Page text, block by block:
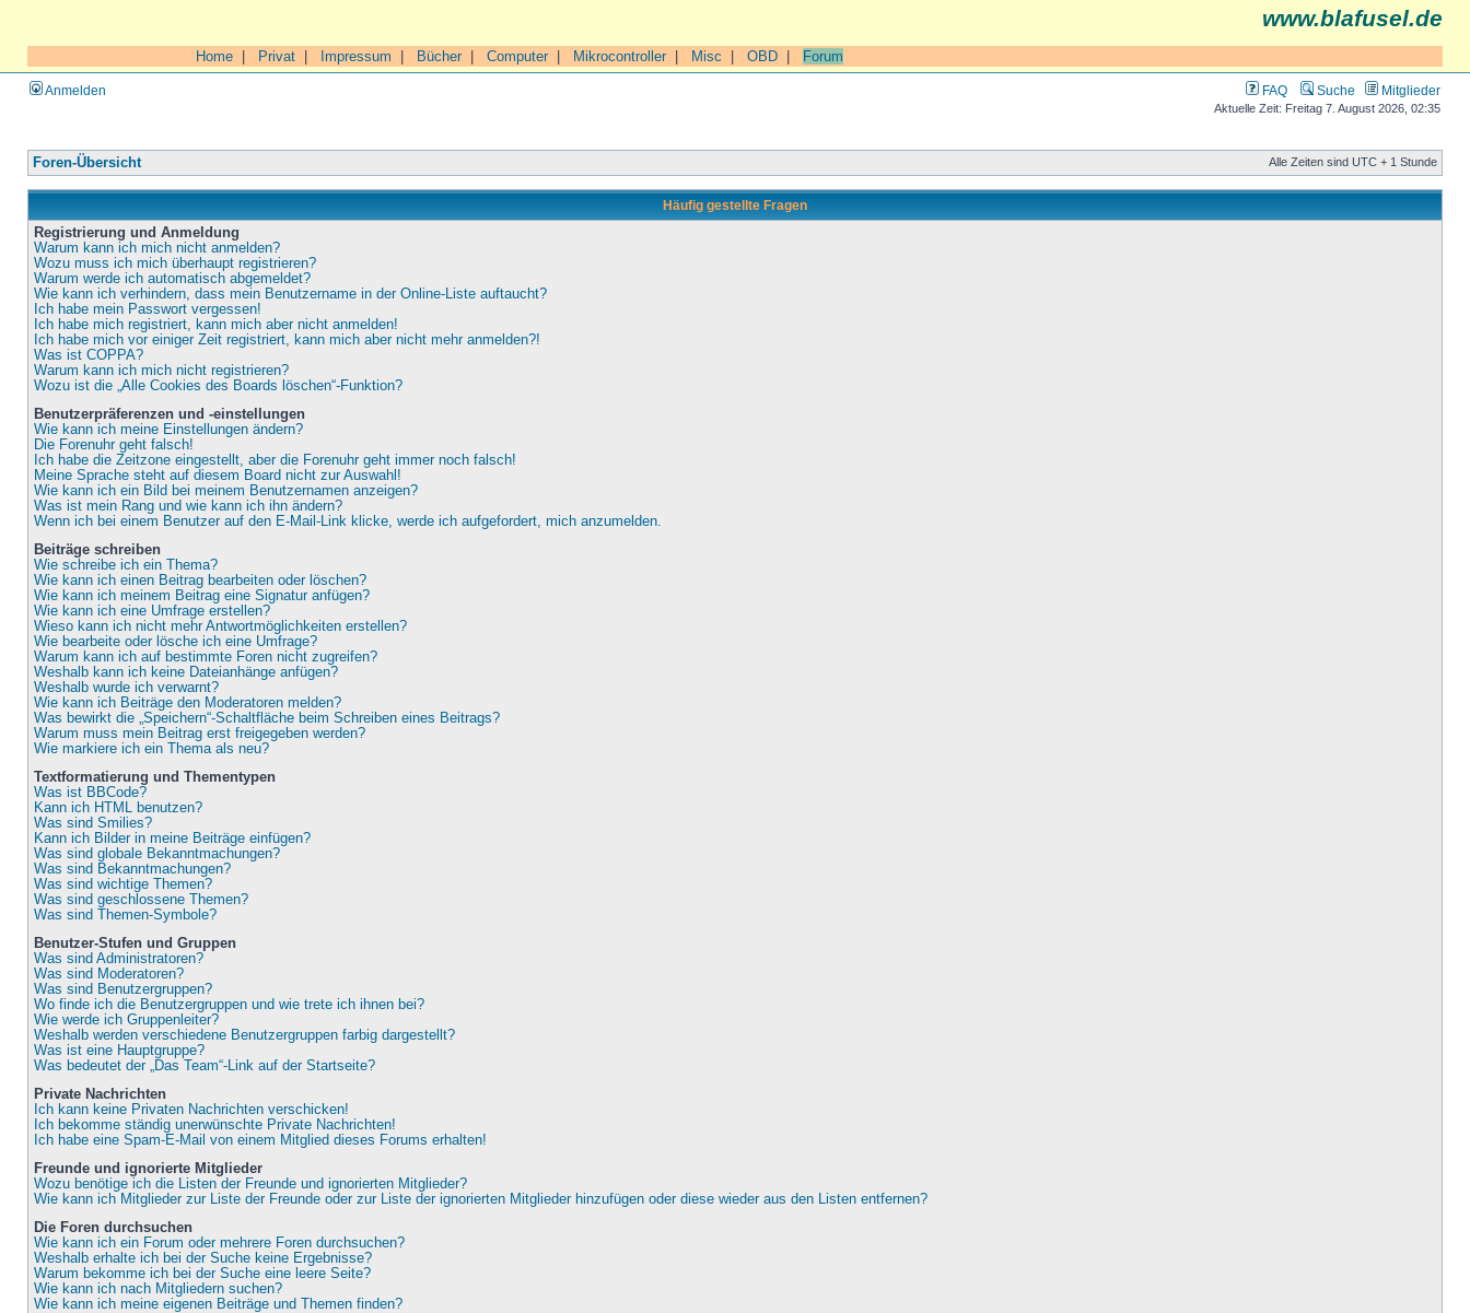
www.blafusel.de
Home Privat Impressum Bücher| Computer| Mikrocontroller| Misc OBD Forum
Anmelden FAQ Suche Mitglieder
Aktuelle Zeit: Freitag 7. August 2026, 02:35
Foren-Übersicht Alle Zeiten sind UTC + 1 Stunde
Häufig gestellte Fragen
Registrierung und Anmeldung
Warum kann ich mich nicht anmelden?
Wozu muss ich mich überhaupt registrieren?
Warum werde ich automatisch abgemeldet?
Wie kann ich verhindern, dass mein Benutzername in der Online-Liste auftaucht?
Ich habe mein Passwort vergessen!
Ich habe mich registriert, kann mich aber nicht anmelden!
Ich habe mich vor einiger Zeit registriert, kann mich aber nicht mehr anmelden?!
Was ist COPPA?
Warum kann ich mich nicht registrieren?
Wozu ist die „Alle Cookies des Boards löschen“-Funktion?
Benutzerpräferenzen und -einstellungen
Wie kann ich meine Einstellungen ändern?
Die Forenuhr geht falsch!
Ich habe die Zeitzone eingestellt, aber die Forenuhr geht immer noch falsch!
Meine Sprache steht auf diesem Board nicht zur Auswahl!
Wie kann ich ein Bild bei meinem Benutzernamen anzeigen?
Was ist mein Rang und wie kann ich ihn ändern?
Wenn ich bei einem Benutzer auf den E-Mail-Link klicke, werde ich aufgefordert, mich anzumelden.
Beiträge schreiben
Wie schreibe ich ein Thema?
Wie kann ich einen Beitrag bearbeiten oder löschen?
Wie kann ich meinem Beitrag eine Signatur anfügen?
Wie kann ich eine Umfrage erstellen?
Wieso kann ich nicht mehr Antwortmöglichkeiten erstellen?
Wie bearbeite oder lösche ich eine Umfrage?
Warum kann ich auf bestimmte Foren nicht zugreifen?
Weshalb kann ich keine Dateianhänge anfügen?
Weshalb wurde ich verwarnt?
Wie kann ich Beiträge den Moderatoren melden?
Was bewirkt die „Speichern“-Schaltfläche beim Schreiben eines Beitrags?
Warum muss mein Beitrag erst freigegeben werden?
Wie markiere ich ein Thema als neu?
Textformatierung und Thementypen
Was ist BBCode?
Kann ich HTML benutzen?
Was sind Smilies?
Kann ich Bilder in meine Beiträge einfügen?
Was sind globale Bekanntmachungen?
Was sind Bekanntmachungen?
Was sind wichtige Themen?
Was sind geschlossene Themen?
Was sind Themen-Symbole?
Benutzer-Stufen und Gruppen
Was sind Administratoren?
Was sind Moderatoren?
Was sind Benutzergruppen?
Wo finde ich die Benutzergruppen und wie trete ich ihnen bei?
Wie werde ich Gruppenleiter?
Weshalb werden verschiedene Benutzergruppen farbig dargestellt?
Was ist eine Hauptgruppe?
Was bedeutet der „Das Team“-Link auf der Startseite?
Private Nachrichten
Ich kann keine Privaten Nachrichten verschicken!
Ich bekomme ständig unerwünschte Private Nachrichten!
Ich habe eine Spam-E-Mail von einem Mitglied dieses Forums erhalten!
Freunde und ignorierte Mitglieder
Wozu benötige ich die Listen der Freunde und ignorierten Mitglieder?
Wie kann ich Mitglieder zur Liste der Freunde oder zur Liste der ignorierten Mitglieder hinzufügen oder diese wieder aus den Listen entfernen?
Die Foren durchsuchen
Wie kann ich ein Forum oder mehrere Foren durchsuchen?
Weshalb erhalte ich bei der Suche keine Ergebnisse?
Warum bekomme ich bei der Suche eine leere Seite?
Wie kann ich nach Mitgliedern suchen?
Wie kann ich meine eigenen Beiträge und Themen finden?